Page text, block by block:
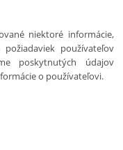
niektoré informácie,
používateľov
poskytnutých údajov
o používateľovi.